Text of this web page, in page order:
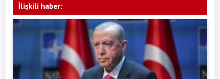
İlişkili haber: